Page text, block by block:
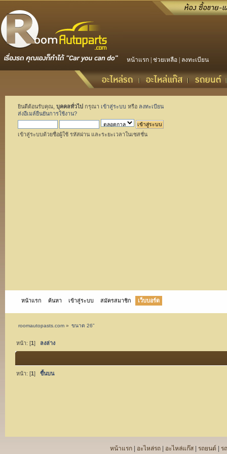
หน้าแรก ช่วยเหลือ ลงทะเบียน
ยินดีต้อนรับคุณ, บุคคลทั่วไป กรุณา เข้าสู่ระบบ หรือ ลงทะเบียน
ส่งอีเมล์ยืนยันการใช้งาน?
เข้าสู่ระบบด้วยชื่อผู้ใช้ รหัสผ่าน และระยะเวลาในเซสชั่น
หน้าแรก ค้นหา เข้าสู่ระบบ สมัครสมาชิก เว็บบอร์ด
roomautopasts.com» ขนาด 26”
หน้า: [1] ลงล่าง
หน้า: [1 ] ขึ้นบน
หน้าแรก อะไหล่รถ อะไหล่แก๊ส รถยนต์ ร